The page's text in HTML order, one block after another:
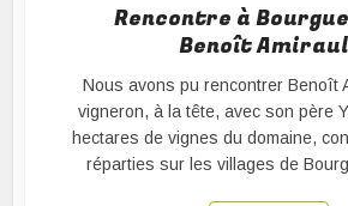
Rencontre à
Benoît
Nous avons pu rencontrer Benoît
vigneron, à la tête, avec son père
hectares de vignes du domaine,
réparties sur les villages de